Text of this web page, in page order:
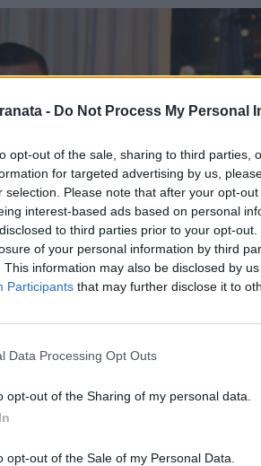
- Do Not Process My Personal
opt-out of the sale, sharing to third parties,
for targeted advertising by us,
selection. Please note that after your opt-
interest-based ads based on personal
to third parties prior to your opt-
of your personal information by third
This information may also be disclosed by
Participants that may further disclose it to
Data Processing Opt Outs
opt-out of the Sharing of my personal data.
opt-out of the Sale of my Personal Data.
Probabile